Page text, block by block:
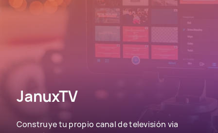
Español
JanuxTV
Construye tu propio canal de televisión via